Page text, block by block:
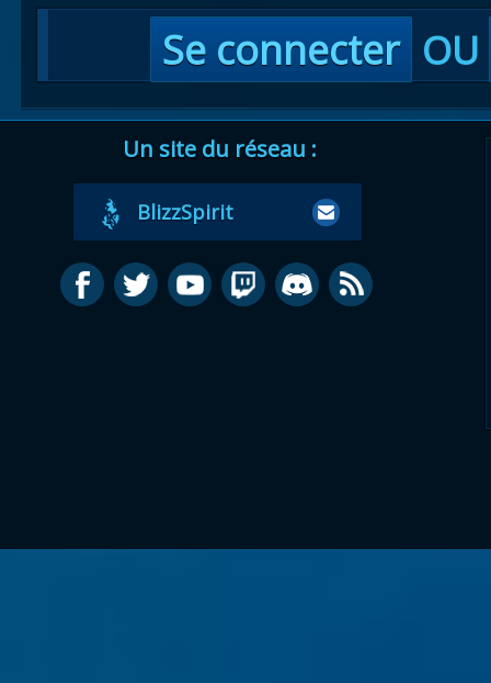
Se connecter OU
Un site du réseau :
BlizzSpirit